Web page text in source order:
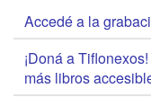
Accedé a la
¡Doná a
más libros